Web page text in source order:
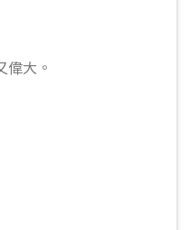
偉大。